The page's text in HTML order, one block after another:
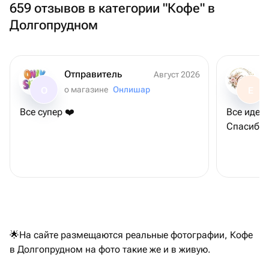
659 отзывов в категории "Кофе" в
Долгопрудном
Отправитель
Август 2026
о магазине Онлишар
Все супер ❤️
Е
Все
Спасибо
🌟На сайте размещаются реальные фотографии, Кофе
в Долгопрудном на фото такие же и в живую.